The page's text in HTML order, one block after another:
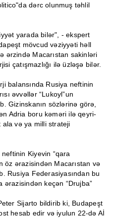
dərc olunmuş təhlil
yarada bilər", - ekspert
mövcud vəziyyəti həll
ərzində Macarıstan sakinləri
çatışmazlığı ilə üzləşə bilər.
balansında Rusiya neftinin
əvvəllər “Lukoyl”un
Gizinskanın sözlərinə görə,
Adria boru kəməri ilə qeyri-
və ya milli strateji
Kiyevin “qara
öz ərazisindən Macarıstan və
Rusiya Federasiyasından bu
ərazisindən keçən “Drujba”
Sijarto bildirib ki, Budapeşt
hesab edir və iyulun 22-də Aİ